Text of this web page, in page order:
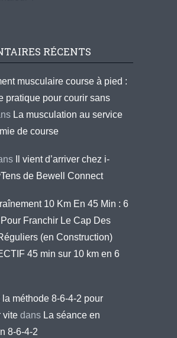
RÉCENTS
musculaire course à pied :
pratique pour courir sans
La musculation au service
de course
Il vient d’arriver chez i-
de Bewell Connect
10 Km En 45 Min : 6
Franchir Le Cap Des
(en Construction)
45 min sur 10 km en 6
la méthode 8-6-4-2 pour
vite dans La séance en
8-6-4-2